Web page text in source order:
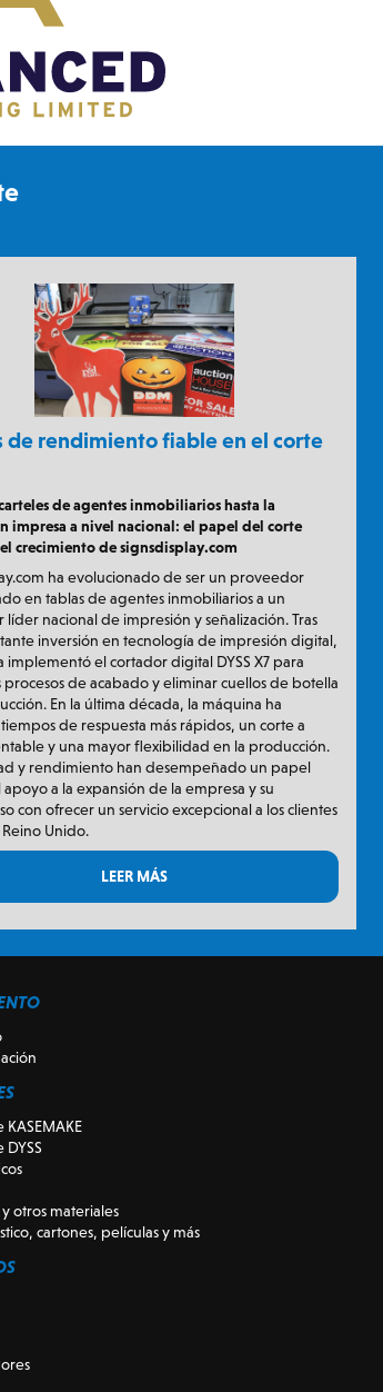
de rendimiento fiable en el corte
de agentes inmobiliarios hasta la
impresa a nivel nacional: el papel del corte
crecimiento de signsdisplay.com
ha evolucionado de ser un proveedor
en tablas de agentes inmobiliarios a un
nacional de impresión y señalización. Tras
inversión en tecnología de impresión digital,
implementó el cortador digital DYSS X7 para
procesos de acabado y eliminar cuellos de botella
En la última década, la máquina ha
de respuesta más rápidos, un corte a
y una mayor flexibilidad en la producción.
y rendimiento han desempeñado un papel
apoyo a la expansión de la empresa y su
con ofrecer un servicio excepcional a los clientes
Unido.
LEER MÁS
otros materiales
cartones, películas y más